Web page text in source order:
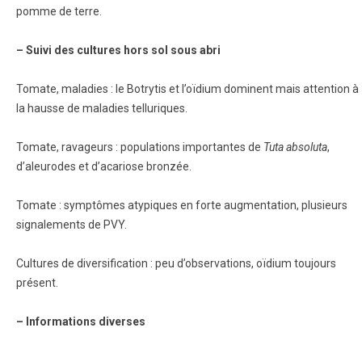
pomme de terre.
– Suivi des cultures hors sol sous abri
Tomate, maladies : le Botrytis et l’oïdium dominent mais attention à
la hausse de maladies telluriques.
Tomate, ravageurs : populations importantes de Tuta absoluta,
d’aleurodes et d’acariose bronzée.
Tomate : symptômes atypiques en forte augmentation, plusieurs
signalements de PVY.
Cultures de diversification : peu d’observations, oïdium toujours
présent.
– Informations diverses